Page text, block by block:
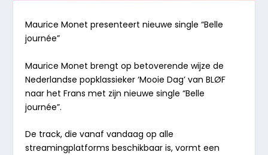
Maurice Monet presenteert nieuwe single“Belle
journée”
Maurice Monet brengt op betoverende wijze de
Nederlandse popklassieker‘Mooie Dag’van BLØF
naar het Frans met zijn nieuwe single“Belle
journée”.
De track, die vanaf vandaag op alle
streamingplatforms beschikbaar is, vormt een